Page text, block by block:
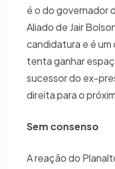
é o do governador
Aliado de Jair
candidatura e é
tenta ganhar
sucessor do ex-
direita para o
Sem consenso
A reação do